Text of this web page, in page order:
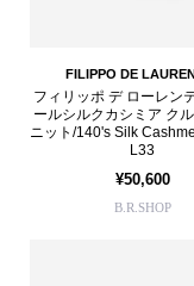
FILIPPO DE
フィリッポ デ ローレン
ールシルクカシミア ク
ニット/140's Silk
L33
¥50,600
B.R.SHOP